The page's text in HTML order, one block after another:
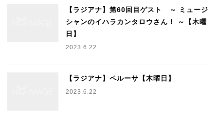
【ラジアナ】第60回目ゲスト ～ ミュージ
シャンのイハラカンタロウさん！ ～【木曜
日】
2023.6.22
【ラジアナ】ペルーサ【木曜日】
2023.6.22